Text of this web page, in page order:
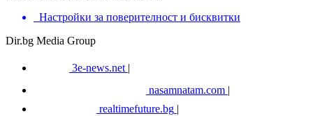
Настройки за поверителност и бисквитки
Dir.bg Media Group
3e-news.net |
nasamnatam.com |
realtimefuture.bg |